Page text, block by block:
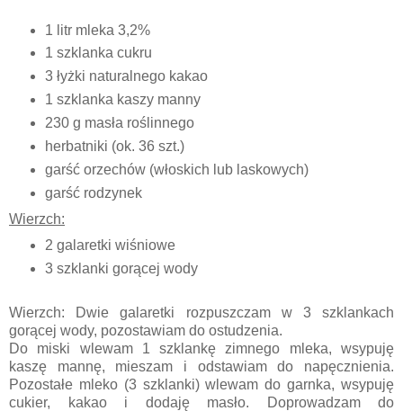
1 litr mleka 3,2%
1 szklanka cukru
3 łyżki naturalnego kakao
1 szklanka kaszy manny
230 g masła roślinnego
herbatniki (ok. 36 szt.)
garść orzechów (włoskich lub laskowych)
garść rodzynek
Wierzch:
2 galaretki wiśniowe
3 szklanki gorącej wody
Wierzch: Dwie galaretki rozpuszczam w 3 szklankach
gorącej wody, pozostawiam do ostudzenia.
Do miski wlewam 1 szklankę zimnego mleka, wsypuję
kaszę mannę, mieszam i odstawiam do napęcznienia.
Pozostałe mleko (3 szklanki) wlewam do garnka, wsypuję
cukier, kakao i dodaję masło. Doprowadzam do